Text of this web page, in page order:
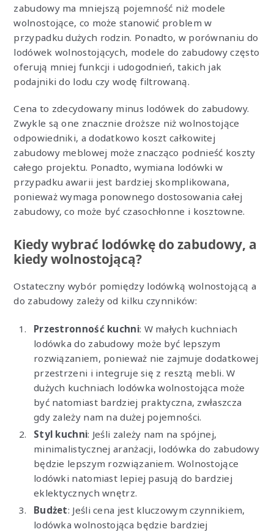
zabudowy ma mniejszą pojemność niż modele
wolnostojące, co może stanowić problem w
przypadku dużych rodzin. Ponadto, w porównaniu do
lodówek wolnostojących, modele do zabudowy często
oferują mniej funkcji i udogodnień, takich jak
podajniki do lodu czy wodę filtrowaną.
Cena to zdecydowany minus lodówek do zabudowy.
Zwykle są one znacznie droższe niż wolnostojące
odpowiedniki, a dodatkowo koszt całkowitej
zabudowy meblowej może znacząco podnieść koszty
całego projektu. Ponadto, wymiana lodówki w
przypadku awarii jest bardziej skomplikowana,
ponieważ wymaga ponownego dostosowania całej
zabudowy, co może być czasochłonne i kosztowne.
Kiedy wybrać lodówkę do zabudowy, a
kiedy wolnostojącą?
Ostateczny wybór pomiędzy lodówką wolnostojącą a
do zabudowy zależy od kilku czynników:
Przestronność kuchni: W małych kuchniach
lodówka do zabudowy może być lepszym
rozwiązaniem, ponieważ nie zajmuje dodatkowej
przestrzeni i integruje się z resztą mebli. W
dużych kuchniach lodówka wolnostojąca może
być natomiast bardziej praktyczna, zwłaszcza
gdy zależy nam na dużej pojemności.
Styl kuchni: Jeśli zależy nam na spójnej,
minimalistycznej aranżacji, lodówka do zabudowy
będzie lepszym rozwiązaniem. Wolnostojące
lodówki natomiast lepiej pasują do bardziej
eklektycznych wnętrz.
Budżet: Jeśli cena jest kluczowym czynnikiem,
lodówka wolnostojąca będzie bardziej